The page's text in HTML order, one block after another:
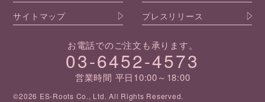
サイトマップ
プレスリリース
お電話でのご注文も承ります。
03-6452-4573
営業時間 平日10:00～18:00
©2026 ES-Roots Co., Ltd. All Rights Reserved.